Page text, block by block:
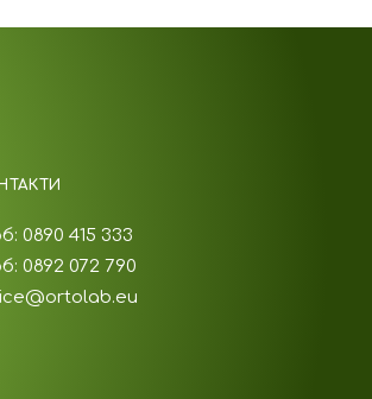
0890 415 333
0892 072 790